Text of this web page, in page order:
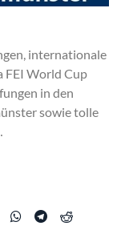
internationale
FEI World Cup
in den
sowie tolle